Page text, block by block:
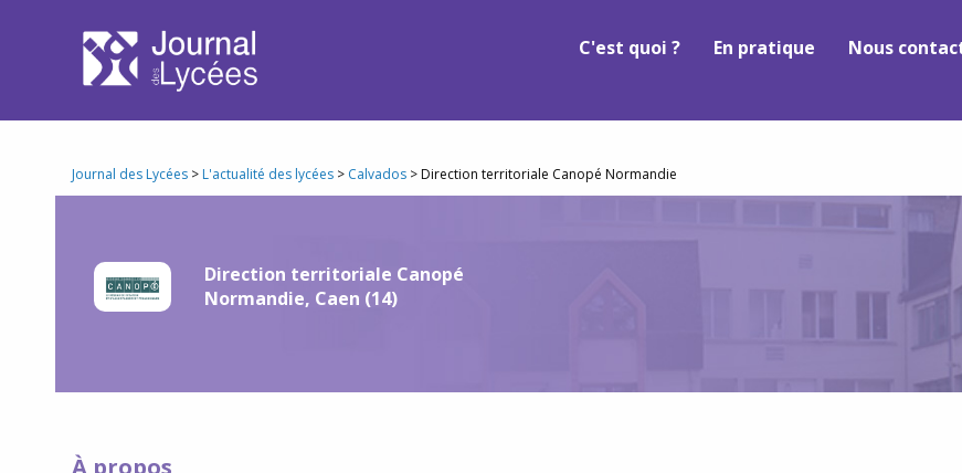
C'est quoi ? En pratique Nous
Journal des Lycées > L'actualité des lycées > Calvados > Direction territoriale Canopé Normandie
Direction territoriale Canopé
Normandie, Caen (14)